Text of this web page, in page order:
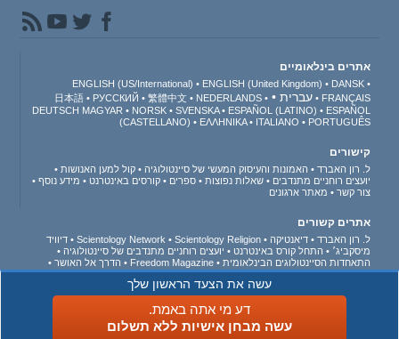
עשה את הצעד הראשון שלך
דע מי אתה באמת.
עשה מבחן אישיות ללא תשלום
אתרים בינלאומיים
ENGLISH (US/International) ENGLISH (United Kingdom)
DANSK
FRANÇAIS
עברית 日本語 РУССКИЙ 繁體中文
NEDERLANDS
DEUTSCH MAGYAR NORSK SVENSKA ESPAÑOL (LATINO)
ESPAÑOL
(CASTELLANO)
ΕΛΛΗΝΙΚA ITALIANO PORTUGUÊS
קישורים
ל. רון האברד האמונות והעיסוק המעשי של סיינטולוגיה
קול למען האנושות
יועצים רוחניים מתנדבים
שאלות נפוצות ספרים קורסים באינטרנט
מידע נוסף
צור קשר
מאתר ארגונים
אתרים קשורים
ל. רון האברד דיאנטיקה Scientology Network Scientology Religion
דיוויד
מיסקביג׳
התחל קורס באינטרנט
יועצים רוחניים מתנדבים של סיינטולוגיה
התאחדות הסיינטולוגים הבינלאומית
Freedom Magazine
הדרך אל האושר
תומכים בעולם ללא סמים
מאוחדים למען זכויות האדם
נוער למען זכויות האדם
ועדת האזרחים לזכויות האדם
•תנאי השימוש• הבהרה משפטית